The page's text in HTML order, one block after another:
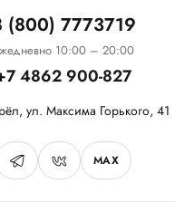
(800) 7773719
10:00 – 20:00
4862 900-827
ул. Максима Горького, 41
MAX